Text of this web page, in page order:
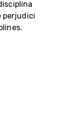
perjudici